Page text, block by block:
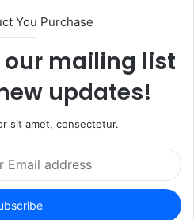
You Purchase
our mailing list
updates!
sit amet, consectetur.